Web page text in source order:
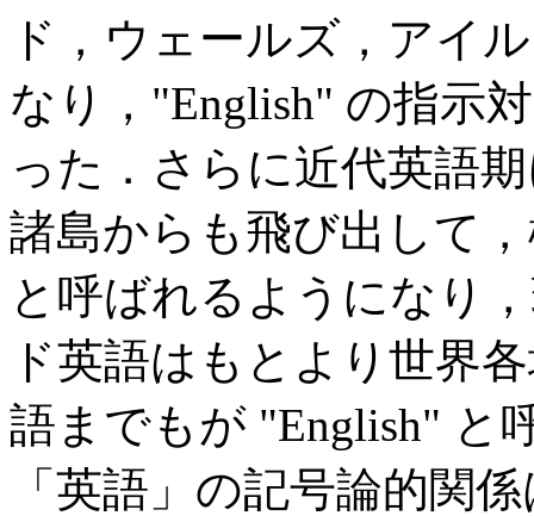
ド，ウェールズ，アイ
なり，"English" の指示
った．さらに近代英語
諸島からも飛び出して
と呼ばれるようになり
ド英語はもとより世界
語までもが "English" と
「英語」の記号論的関